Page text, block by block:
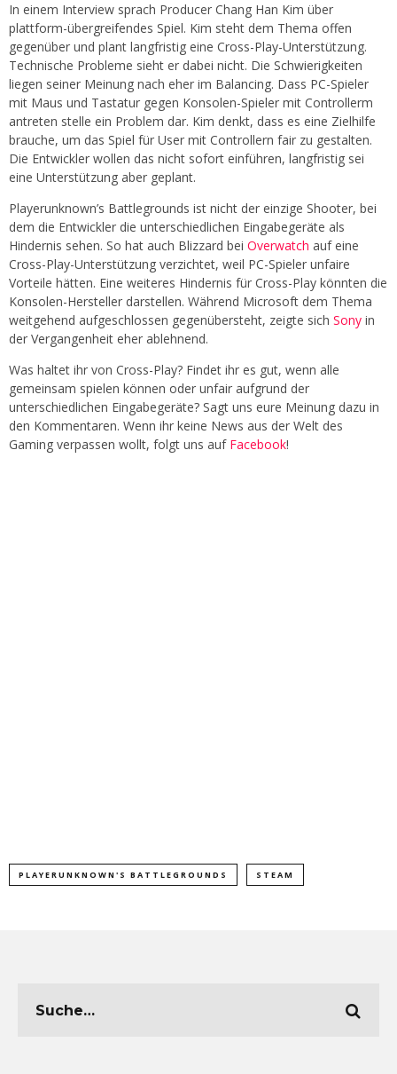
In einem Interview sprach Producer Chang Han Kim über
plattform-übergreifendes Spiel. Kim steht dem Thema offen
gegenüber und plant langfristig eine Cross-Play-Unterstützung.
Technische Probleme sieht er dabei nicht. Die Schwierigkeiten
liegen seiner Meinung nach eher im Balancing. Dass PC-Spieler
mit Maus und Tastatur gegen Konsolen-Spieler mit Controllerm
antreten stelle ein Problem dar. Kim denkt, dass es eine Zielhilfe
brauche, um das Spiel für User mit Controllern fair zu gestalten.
Die Entwickler wollen das nicht sofort einführen, langfristig sei
eine Unterstützung aber geplant.
Playerunknown’s Battlegrounds ist nicht der einzige Shooter, bei
dem die Entwickler die unterschiedlichen Eingabegeräte als
Hindernis sehen. So hat auch Blizzard bei Overwatch auf eine
Cross-Play-Unterstützung verzichtet, weil PC-Spieler unfaire
Vorteile hätten. Eine weiteres Hindernis für Cross-Play könnten die
Konsolen-Hersteller darstellen. Während Microsoft dem Thema
weitgehend aufgeschlossen gegenübersteht, zeigte sich Sony in
der Vergangenheit eher ablehnend.
Was haltet ihr von Cross-Play? Findet ihr es gut, wenn alle
gemeinsam spielen können oder unfair aufgrund der
unterschiedlichen Eingabegeräte? Sagt uns eure Meinung dazu in
den Kommentaren. Wenn ihr keine News aus der Welt des
Gaming verpassen wollt, folgt uns auf Facebook!
PLAYERUNKNOWN'S BATTLEGROUNDS STEAM